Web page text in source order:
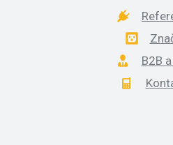
B2B